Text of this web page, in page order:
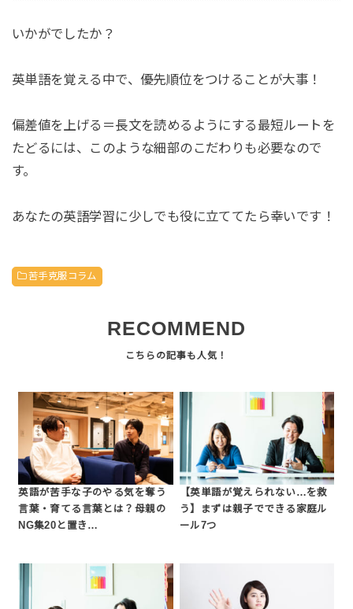
いかがでしたか？
英単語を覚える中で、優先順位をつけることが大事！
偏差値を上げる＝長文を読めるようにする最短ルートを
たどるには、このような細部のこだわりも必要なので
す。
あなたの英語学習に少しでも役に立ててたら幸いです！
苦手克服コラム
RECOMMEND
英語が苦手な子のやる気を奪う
言葉・育てる言葉とは？母親の
NG集20と置き…
【英単語が覚えられない…を救
う】まずは親子でできる家庭ル
ール7つ